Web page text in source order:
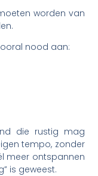
worden van
nood aan:
die rustig mag
tempo, zonder
meer ontspannen
is geweest.